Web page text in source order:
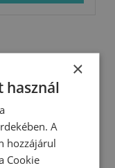
a beltéri
×
használ
A
hozzájárul
Cookie